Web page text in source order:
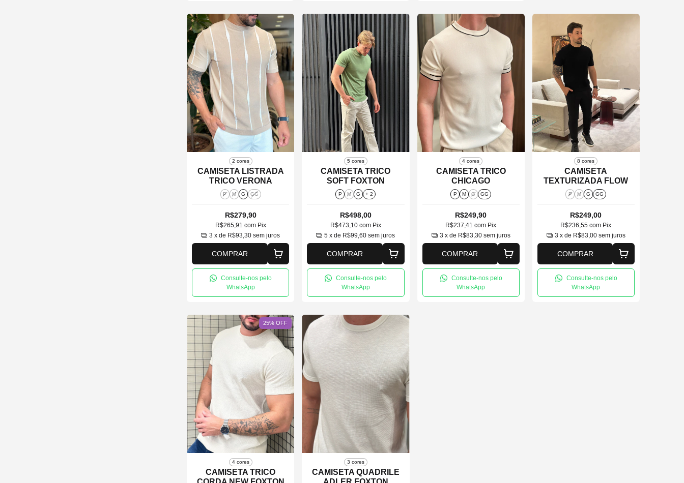
2 cores
CAMISETA LISTRADA
TRICO VERONA
P M G GG
R$279,90
R$265,91 com Pix
3 x de R$93,30 sem juros
COMPRAR
Consulte-nos pelo
WhatsApp
5 cores
CAMISETA TRICO
SOFT FOXTON
P M G + 2
R$498,00
R$473,10 com Pix
5 x de R$99,60 sem juros
COMPRAR
Consulte-nos pelo
WhatsApp
4 cores
CAMISETA TRICO
CHICAGO
P M G GG
R$249,90
R$237,41com Pix
3 x de R$83,30 sem juros
COMPRAR
Consulte-nos pelo
WhatsApp
8 cores
CAMISETA
TEXTURIZADA FLOW
P M G GG
R$249,00
R$236,55com Pix
3 x de R$83,00 sem juros
COMPRAR
Consulte-nos pelo
WhatsApp
25%OFF
4 cores
CAMISETA TRICO
3 cores
CAMISETA QUADRILE